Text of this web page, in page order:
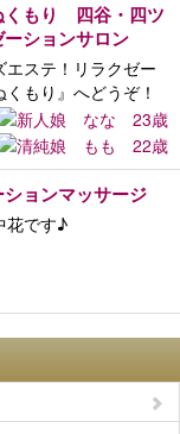
くもり 四谷・四ツ
ションサロン
ステ！リラクゼー
もり』へどうぞ！
ョンマッサージ
花です♪